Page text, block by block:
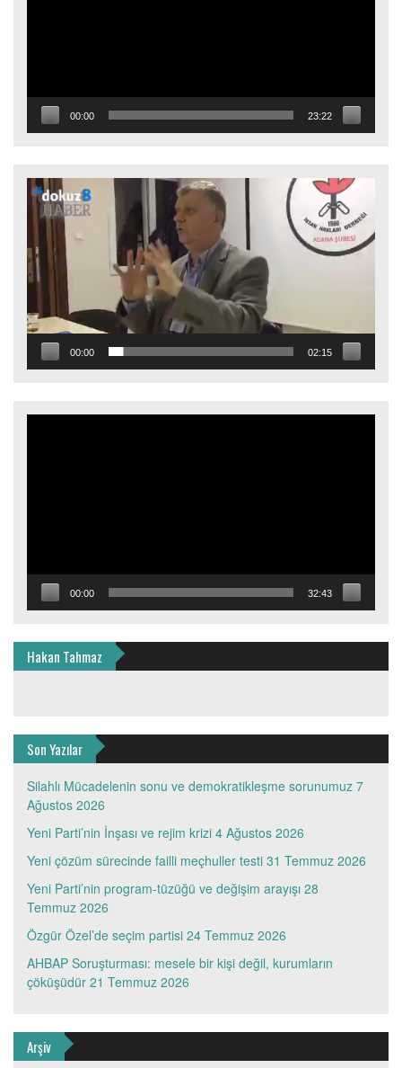
00:00 23:22
Video
oynatıcı
00:00 02:15
00:00 32:43
Hakan Tahmaz
Son Yazılar
Silahlı Mücadelenin sonu ve demokratikleşme sorunumuz 7
Ağustos 2026
Yeni Parti’nin İnşası ve rejim krizi 4 Ağustos 2026
Yeni çözüm sürecinde failli meçhuller testi 31 Temmuz 2026
Yeni Parti’nin program-tüzüğü ve değişim arayışı 28
Temmuz 2026
Özgür Özel’de seçim partisi 24 Temmuz 2026
AHBAP Soruşturması: mesele bir kişi değil, kurumların
çöküşüdür 21 Temmuz 2026
Arşiv